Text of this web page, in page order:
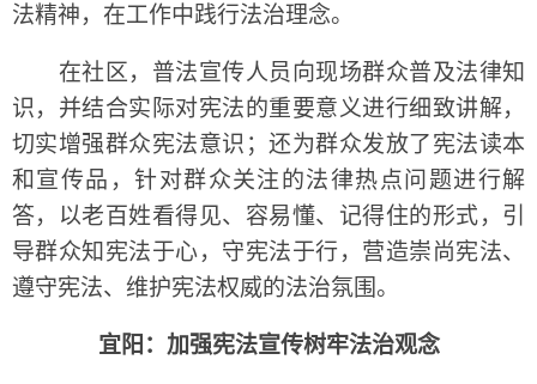
法精神，在工作中践行法治理念。
在社区，普法宣传人员向现场群众普及法律知
识，并结合实际对宪法的重要意义进行细致讲解，
切实增强群众宪法意识；还为群众发放了宪法读本
和宣传品，针对群众关注的法律热点问题进行解
答，以老百姓看得见、容易懂、记得住的形式，引
导群众知宪法于心，守宪法于行，营造崇尚宪法、
遵守宪法、维护宪法权威的法治氛围。
宜阳：加强宪法宣传树牢法治观念